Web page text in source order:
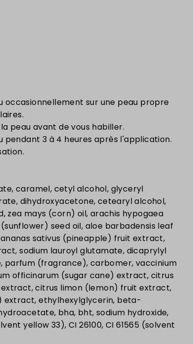
occasionnellement sur une peau propre
peau avant de vous habiller.
3 à 4 heures après l'application.
caramel, cetyl alcohol, glyceryl
dihydroxyacetone, cetearyl alcohol,
zea mays (corn) oil, arachis hypogaea
seed oil, aloe barbadensis leaf
sativus (pineapple) fruit extract,
sodium lauroyl glutamate, dicaprylyl
parfum (fragrance), carbomer, vaccinium
officinarum (sugar cane) extract, citrus
citrus limon (lemon) fruit extract,
ethylhexylglycerin, beta-
bha, bht, sodium hydroxide,
yellow 33), CI 26100, CI 61565 (solvent